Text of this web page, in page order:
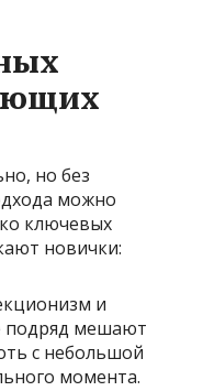
но без
можно
ключевых
новички:
и
подряд мешают
с небольшой
момента.